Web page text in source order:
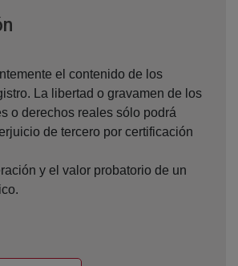
el contenido de los
La libertad o gravamen de los
o derechos reales sólo podrá
de tercero por certificación
y el valor probatorio de un